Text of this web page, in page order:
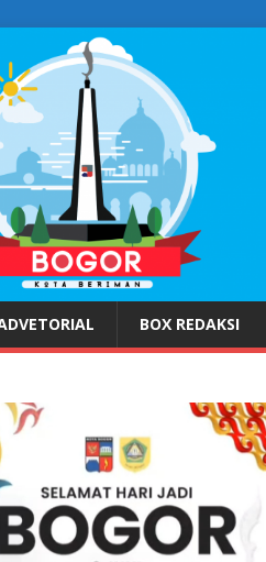
BOX REDAKSI